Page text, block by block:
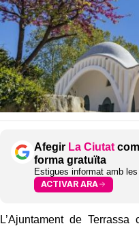
Afegir La Ciutat
forma gratuïta
Estigues informat amb
ACTIVAR ARA
L’Ajuntament de